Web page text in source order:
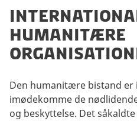
humanitære
Den humanitære bistand
imødekomme de
og beskyttelse. Det